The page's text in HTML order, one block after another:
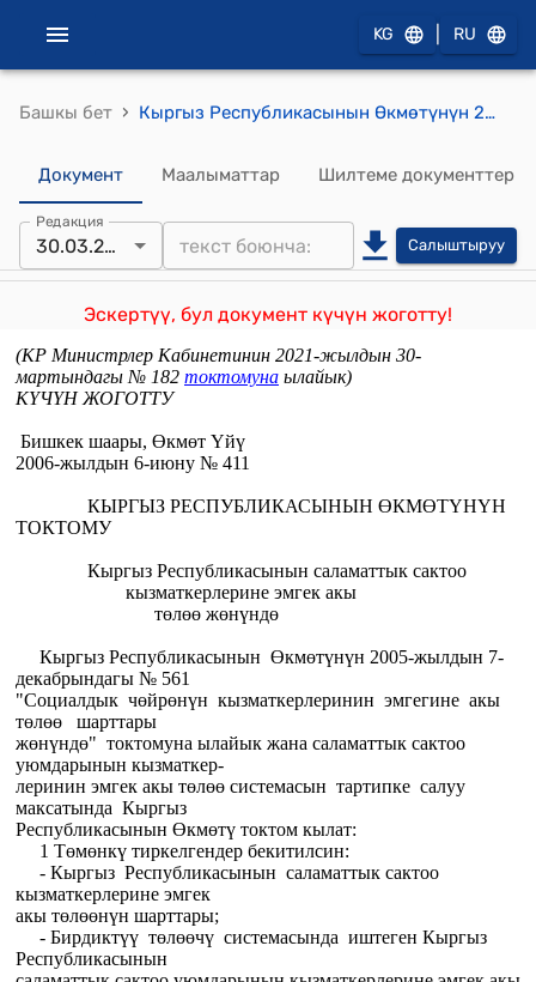
KG RU
Башкы бет › Кыргыз Республикасынын Өкмөтүнүн 2006-жылдын 6-июнундагы № 411 "Кыргыз Республикасынын саламаттык сактоо кызматкерлерине эмгек акы төлөө жөнүндө" токтому
Документ Маалыматтар Шилтеме документтер
Редакция
30.03.2022 Салыштыруу
Эскертүү, бул документ күчүн жоготту!